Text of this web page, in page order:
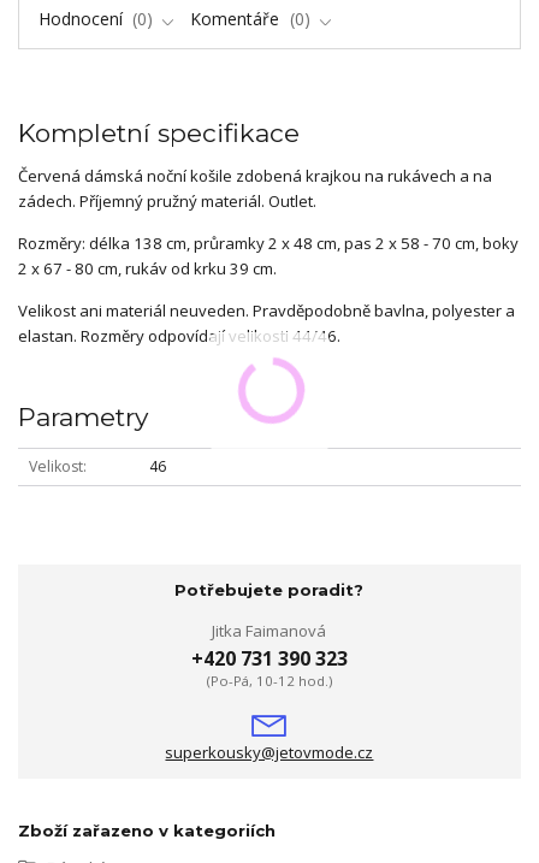
Hodnocení
0 Komentáře 0
Kompletní specifikace
Červená dámská noční košile zdobená krajkou na rukávech a na
zádech. Příjemný pružný materiál. Outlet.
Rozměry: délka 138 cm, průramky 2 x 48 cm, pas 2 x 58 - 70 cm, boky
2 x 67 - 80 cm, rukáv od krku 39 cm.
Velikost ani materiál neuveden. Pravděpodobně bavlna, polyester a
elastan. Rozměry odpovídají velikosti 44/46.
Parametry
Velikost 46
Potřebujete poradit?
Jitka Faimanová
+420 731 390 323
(Po-Pá, 10-12 hod.)
superkousky@jetovmode.cz
Zboží zařazeno v kategoriích